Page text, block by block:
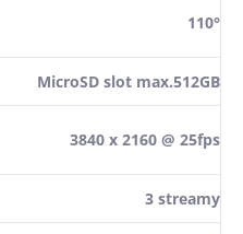
110°
MicroSD slot max.512GB
3840 x 2160 @ 25fps
3 streamy